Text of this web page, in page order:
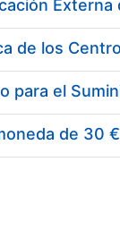
de 30 €